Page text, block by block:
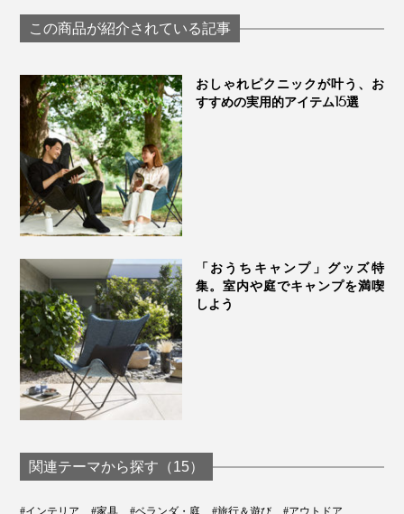
用い、ポリエステル100％の粉体塗料で塗装し、耐久
性・耐食性に優れた骨組に。
しなやかなエストラマー素材（ゴム）による特許構造の
ジョイント部分により、フローリングを傷つけず、座っ
た時の安定感も抜群です。
この商品が紹介されている記事
おしゃれピクニックが叶う、お
すすめの実用的アイテム15選
「おうちキャンプ」グッズ特
集。室内や庭でキャンプを満喫
しよう
関連テーマから探す（15）